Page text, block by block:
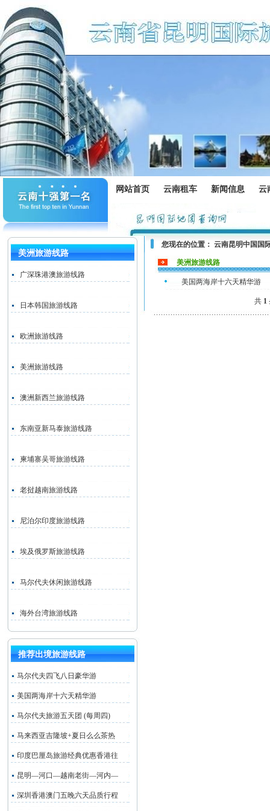
网站首页 云南租车 新闻信息 云
美洲旅游线路
广深珠港澳旅游线路
日本韩国旅游线路
欧洲旅游线路
美洲旅游线路
澳洲新西兰旅游线路
东南亚新马泰旅游线路
柬埔寨吴哥旅游线路
老挝越南旅游线路
尼泊尔印度旅游线路
埃及俄罗斯旅游线路
马尔代夫休闲旅游线路
海外台湾旅游线路
推荐出境旅游线路
马尔代夫四飞八日豪华游
美国两海岸十六天精华游
马尔代夫旅游五天团 (每周四)
马来西亚吉隆坡+夏日么么茶热
印度巴厘岛旅游经典优惠香港往
昆明—河口—越南老街—河内—
深圳香港澳门五晚六天品质行程
您现在的位置： 云南昆明中国国
美洲旅游线路
美国两海岸十六天精华游
共 1